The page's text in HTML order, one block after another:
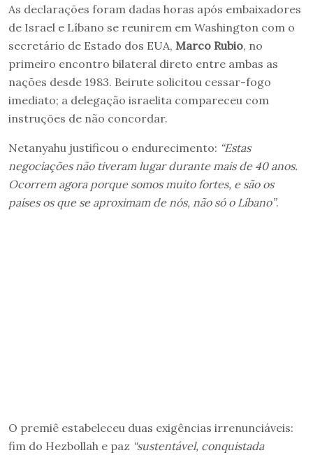
As declarações foram dadas horas após embaixadores
de Israel e Líbano se reunirem em Washington com o
secretário de Estado dos EUA, Marco Rubio, no
primeiro encontro bilateral direto entre ambas as
nações desde 1983. Beirute solicitou cessar-fogo
imediato; a delegação israelita compareceu com
instruções de não concordar.
Netanyahu justificou o endurecimento: “Estas
negociações não tiveram lugar durante mais de 40 anos.
Ocorrem agora porque somos muito fortes, e são os
países os que se aproximam de nós, não só o Líbano”.
O premiê estabeleceu duas exigências irrenunciáveis:
fim do Hezbollah e paz “sustentável, conquistada